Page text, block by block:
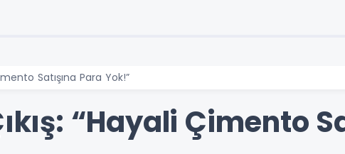
Satışına Para Yok!”
“Hayali Çimento